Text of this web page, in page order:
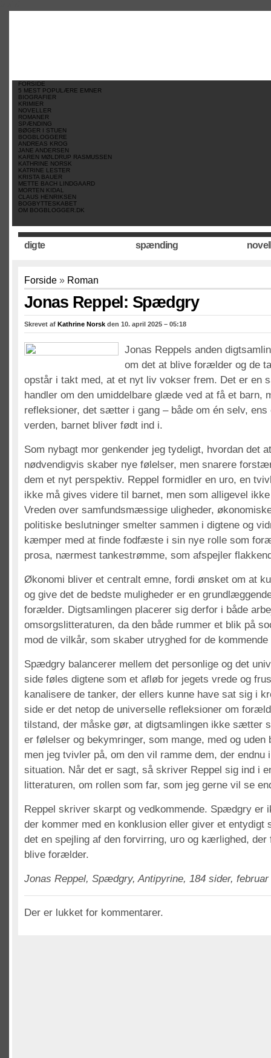
FORSIDE
5 MEST POPULÆRE EMNER
BIOGRAFIER
KRIMIER
NOVELLER
ROMANER
SPÆNDING
BØGER I STUEN
BOGBLOGGERE
ANDREAS KROG
JANE ANDERSEN
KAREN MØLDRUP RASMUSSEN
KATHRINE NORSK
KATRINE LESTER
KRISTA BAUER
METTE BACH LINDGAARD
MORTEN KIDAL
CLAUS HENRIKSEN
BOGBYTTESKABET
OM BOGBLOGGER.DK
digte spænding
Forside » Roman
Jonas Reppel: Spædgry
Skrevet af Kathrine Norsk den 10. april 2025 – 05:18
Jonas Reppels anden
om det at blive forælder og de
opstår i takt med, at et nyt liv vokser frem. Det er en
handler om den umiddelbare glæde ved at få et barn,
refleksioner, det sætter i gang – både om én selv,
verden, barnet bliver født ind i.
Som nybagt mor genkender jeg tydeligt, hvordan det
nødvendigvis skaber nye følelser, men snarere
dem et nyt perspektiv. Reppel formidler en uro, en
ikke må gives videre til barnet, men som alligevel
Vreden over samfundsmæssige uligheder,
politiske beslutninger smelter sammen i digtene og
kæmper med at finde fodfæste i sin nye rolle som
prosa, nærmest tankestrømme, som afspejler
Økonomi bliver et centralt emne, fordi ønsket om at
og give det de bedste muligheder er en
forælder. Digtsamlingen placerer sig derfor i både
omsorgslitteraturen, da den både rummer et blik på
mod de vilkår, som skaber utryghed for de kommende
Spædgry balancerer mellem det personlige og det
side føles digtene som et afløb for jegets vrede og
kanalisere de tanker, der ellers kunne have sat sig i
side er det netop de universelle refleksioner om
tilstand, der måske gør, at digtsamlingen ikke sætter
er følelser og bekymringer, som mange, med og uden
men jeg tvivler på, om den vil ramme dem, der endnu
situation. Når det er sagt, så skriver Reppel sig ind i
litteraturen, om rollen som far, som jeg gerne vil se
Reppel skriver skarpt og vedkommende. Spædgry er
der kommer med en konklusion eller giver et entydigt
det en spejling af den forvirring, uro og kærlighed, der
blive forælder.
Jonas Reppel, Spædgry, Antipyrine, 184 sider, februar
Der er lukket for kommentarer.